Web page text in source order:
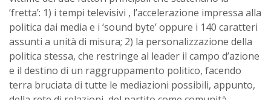
‘fretta’: 1) i tempi televisivi , l’accelerazione impressa alla
politica dai media e i ‘sound byte’ oppure i 140 caratteri
assunti a unità di misura; 2) la personalizzazione della
politica stessa, che restringe al leader il campo d’azione
e il destino di un raggruppamento politico, facendo
terra bruciata di tutte le mediazioni possibili, appunto,